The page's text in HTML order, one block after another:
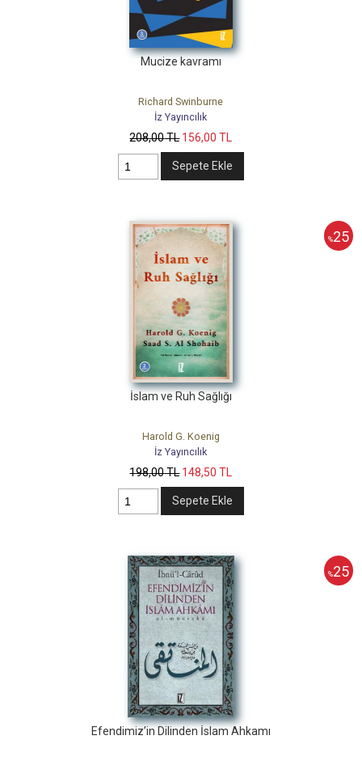
Mucize kavramı
Richard Swinburne
İz Yayıncılık
208,00TL 156,00 TL
Sepete Ekle
%25
İslam ve Ruh Sağlığı
Harold G. Koenig
İz Yayıncılık
198,00TL 148,50 TL
Sepete Ekle
%25
Efendimiz’in Dilinden İslam Ahkamı